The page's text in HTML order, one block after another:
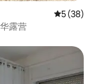
平均评分
5 (38)
露营